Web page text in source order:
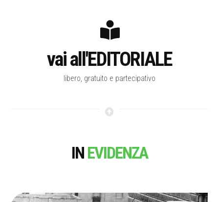
vai all'EDITORIALE
libero, gratuito e partecipativo
IN EVIDENZA